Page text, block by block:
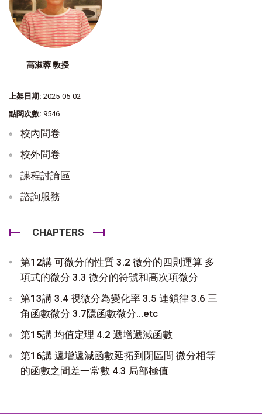
高淑蓉 教授
上架日期: 2025-05-02
點閱次數: 9546
校內問卷
校外問卷
課程討論區
諮詢服務
CHAPTERS
第12講 可微分的性質 3.2 微分的四則運算 多
項式的微分 3.3 微分的符號和高次項微分
第13講 3.4 視微分為變化率 3.5 連鎖律 3.6 三
角函數微分 3.7隱函數微分...etc
第15講 均值定理 4.2 遞增遞減函數
第16講 遞增遞減函數延拓到閉區間 微分相等
的函數之間差一常數 4.3 局部極值